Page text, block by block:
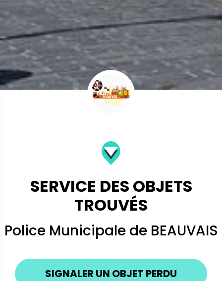
SERVICE DES OBJETS
TROUVÉS
Police Municipale de BEAUVAIS
SIGNALER UN OBJET PERDU